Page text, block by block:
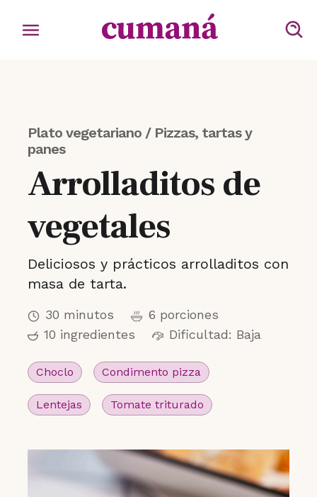
Plato vegetariano / Pizzas, tartas y
panes
Arrolladitos de
vegetales
Deliciosos y prácticos arrolladitos con
masa de tarta.
30 minutos
6 porciones
10 ingredientes
Dificultad: Baja
Choclo Condimento pizza
Lentejas Tomate triturado